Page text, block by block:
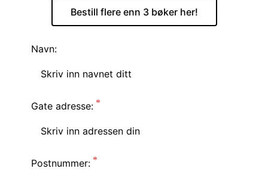
Bestill flere enn 3 bøker her!
Navn:
Gate adresse:
Postnummer: